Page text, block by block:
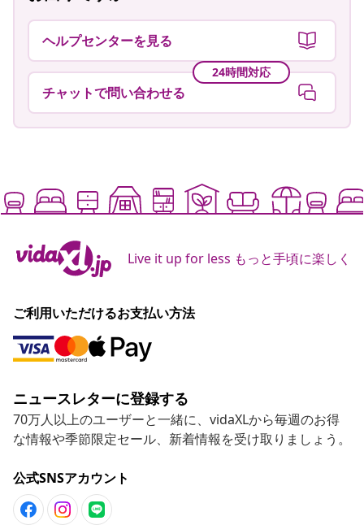
ヘルプセンターを見る
24時間対応
チャットで問い合わせる
Live it up for less もっと手頃に楽しく
ご利用いただけるお支払い方法
ニュースレターに登録する
70万人以上のユーザーと一緒に、vidaXLから毎週のお得
な情報や季節限定セール、新着情報を受け取りましょう。
公式SNSアカウント